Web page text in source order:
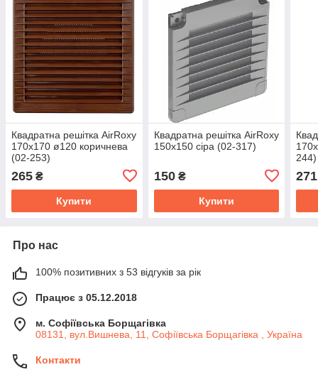
Квадратна решітка AirRoxy
170х170 ø120 коричнева
(02-253)
265 ₴
Купити
Квадратна решітка AirRoxy
150х150 сіра (02-317)
150₴
Купити
244)
271
Про нас
100% позитивних з 53 відгуків за рік
Працює з 05.12.2018
м. Софіївська Борщагівка
08131, вул.Вишнева, 11, Софіївська Борщагівка , Україна
Контакти